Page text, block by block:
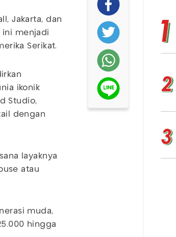
Jakarta, dan
ini menjadi
Serikat.
ikonik
Studio,
dengan
layaknya
atau
muda,
hingga